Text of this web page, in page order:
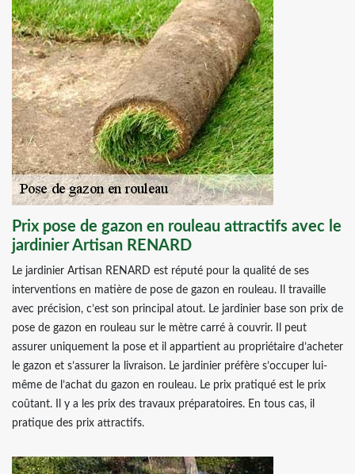
Prix pose de gazon en rouleau attractifs avec le
jardinier Artisan RENARD
Le jardinier Artisan RENARD est réputé pour la qualité de ses
interventions en matière de pose de gazon en rouleau. Il travaille
avec précision, c’est son principal atout. Le jardinier base son prix de
pose de gazon en rouleau sur le mètre carré à couvrir. Il peut
assurer uniquement la pose et il appartient au propriétaire d’acheter
le gazon et s’assurer la livraison. Le jardinier préfère s’occuper lui-
même de l’achat du gazon en rouleau. Le prix pratiqué est le prix
coûtant. Il y a les prix des travaux préparatoires. En tous cas, il
pratique des prix attractifs.